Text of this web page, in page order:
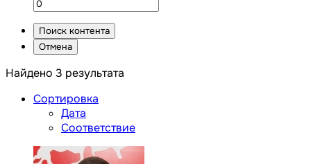
Поиск контента
Отмена
Найдено 3 результата
Сортировка
Дата
Соответствие